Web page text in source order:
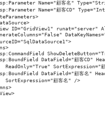
Name="顧客名"
Name="顧客CD"
ID="GridView1" runat="server"
DataField="顧客CD"
ReadOnly="True" SortExpression="
DataField="顧客名"
SortExpression="顧客名" />